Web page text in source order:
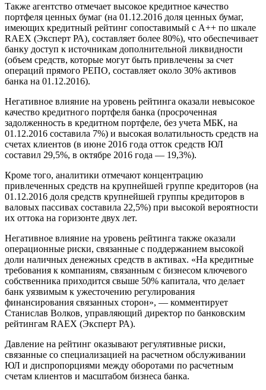
Также агентство отмечает высокое кредитное качество
портфеля ценных бумаг (на 01.12.2016 доля ценных бумаг,
имеющих кредитный рейтинг сопоставимый с А++ по шкале
RAEX (Эксперт РА), составляет более 80%), что обеспечивает
банку доступ к источникам дополнительной ликвидности
(объем средств, которые могут быть привлечены за счет
операций прямого РЕПО, составляет около 30% активов
банка на 01.12.2016).
Негативное влияние на уровень рейтинга оказали невысокое
качество кредитного портфеля банка (просроченная
задолженность в кредитном портфеле, без учета МБК, на
01.12.2016 составила 7%) и высокая волатильность средств на
счетах клиентов (в июне 2016 года отток средств ЮЛ
составил 29,5%, в октябре 2016 года — 19,3%).
Кроме того, аналитики отмечают концентрацию
привлеченных средств на крупнейшей группе кредиторов (на
01.12.2016 доля средств крупнейшей группы кредиторов в
валовых пассивах составила 22,5%) при высокой вероятности
их оттока на горизонте двух лет.
Негативное влияние на уровень рейтинга также оказали
операционные риски, связанные с поддержанием высокой
доли наличных денежных средств в активах. «На кредитные
требования к компаниям, связанным с бизнесом ключевого
собственника приходится свыше 50% капитала, что делает
банк уязвимым к ужесточению регулирования
финансирования связанных сторон», — комментирует
Станислав Волков, управляющий директор по банковским
рейтингам RAEX (Эксперт РА).
Давление на рейтинг оказывают регулятивные риски,
связанные со специализацией на расчетном обслуживании
ЮЛ и диспропорциями между оборотами по расчетным
счетам клиентов и масштабом бизнеса банка.